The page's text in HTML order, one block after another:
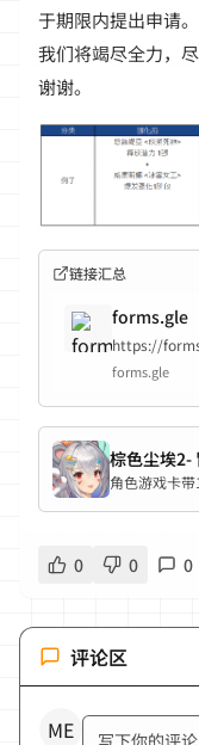
于期限内提出申请。
我们将竭尽全力，尽
谢谢。
链接汇总
forms.gle
https://
forms.gle
棕色尘埃2-
角色游戏卡带
0 0 0
评论区
ME 写下你的评论